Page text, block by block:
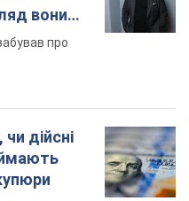
вони
про
дійсні